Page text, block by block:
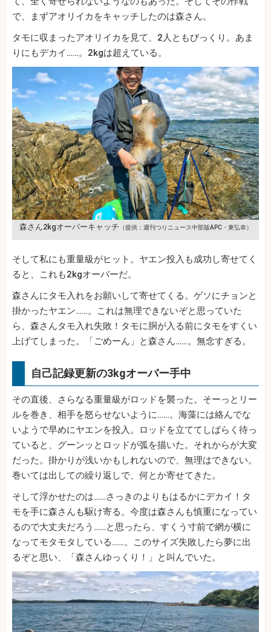
で、まずアオリイカをキャッチしたのは森さん。
タモに収まったアオリイカを見て、2人ともびっくり。あま
りにもデカイ……。2kgは超えている。
森さん2kgオーバーキャッチ （提供：週刊つりニュース中部版APC・東弘幸）
そして私にも重量級がヒット。ヤエン投入も成功し寄せてく
ると、これも2kgオーバーだ。
森さんにタモ入れをお願いして寄せてくる。ゲソにチョンと
掛かったヤエン……。これは無理できないぞと思っていた
ら、森さんタモ入れ失敗！タモに胴が入る前にタモをすくい
上げてしまった。「ごめーん」と森さん……。無念すぎる。
自己記録更新の3kgオーバー手中
その直後、さらなる重量級がロッドを襲った。そーっとリー
ルを巻き、相手を怒らせないように……。海藻には絡んでな
いようで早めにヤエンを投入。ロッドを立ててしばらく待っ
ていると、グーンッとロッドが弧を描いた。それからが大変
だった。掛かりが浅いかもしれないので、無理はできない。
巻いては出しての繰り返しで、何とか寄せてきた。
そして浮かせたのは……さっきのよりもはるかにデカイ！タ
モを手に森さんも駆け寄る。今度は森さんも慎重になってい
るので大丈夫だろう……と思ったら、すくう寸前で網が横に
なってモタモタしている……。このサイズ失敗したら夢に出
るぞと思い、「森さんゆっくり！」と叫んでいた。